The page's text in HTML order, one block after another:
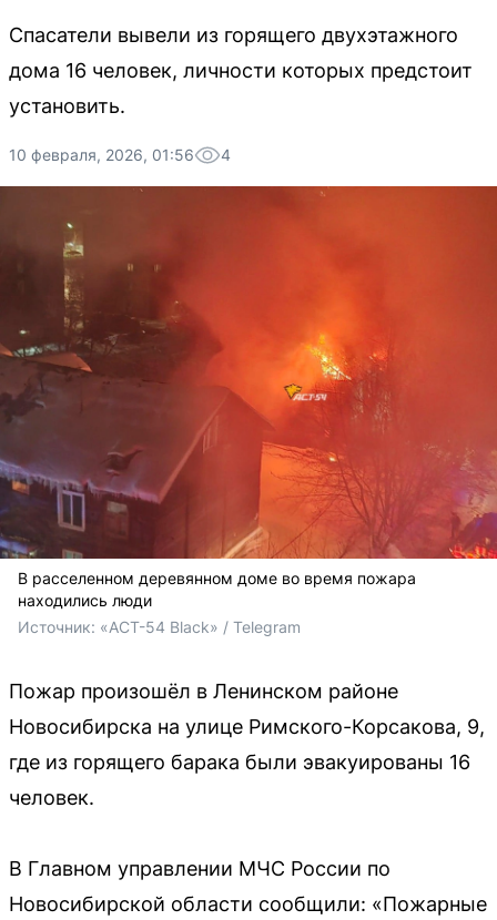
Спасатели вывели из горящего двухэтажного
дома 16 человек, личности которых предстоит
установить.
10 февраля, 2026, 01:56 4
В расселенном деревянном доме во время пожара
находились люди
Источник: «АСТ-54 Black» / Telegram
Пожар произошёл в Ленинском районе
Новосибирска на улице Римского-Корсакова, 9,
где из горящего барака были эвакуированы 16
человек.
В Главном управлении МЧС России по
Новосибирской области сообщили: «Пожарные